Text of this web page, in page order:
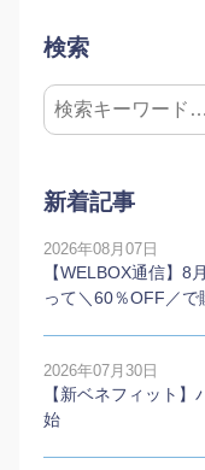
検索
新着記事
2026年08月07日
【WELBOX通信】8
って＼60％OFF／で
2026年07月30日
【新ベネフィット
始